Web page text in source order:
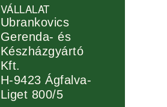
VÁLLALAT
Ubrankovics
Gerenda- és
Készházgyártó
Kft.
H-9423 Ágfalva-
Liget 800/5